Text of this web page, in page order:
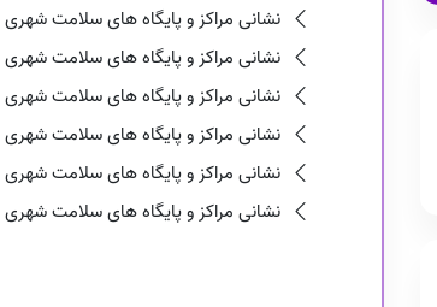
نشانی مراکز و پایگاه های سلامت
نشانی مراکز و پایگاه های سلامت
نشانی مراکز و پایگاه های سلامت
نشانی مراکز و پایگاه های سلامت
نشانی مراکز و پایگاه های سلامت
نشانی مراکز و پایگاه های سلامت